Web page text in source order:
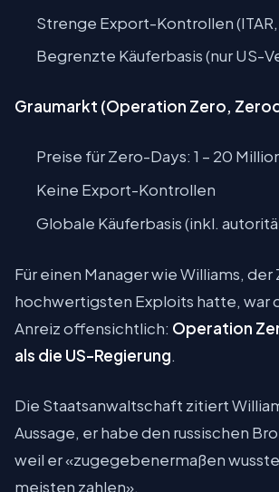
Strenge Export-Kontrollen (ITAR,
Begrenzte Käuferbasis (nur US-
Graumarkt (Operation Zero,
Preise für Zero-Days: 1 – 20
Keine Export-Kontrollen
Globale Käuferbasis (inkl.
Für einen Manager wie Williams, der
hochwertigsten Exploits hatte, war
Anreiz offensichtlich: Operation
als die US-Regierung.
Die Staatsanwaltschaft zitiert
Aussage, er habe den russischen
weil er «zugegebenermaßen
meisten zahlen».